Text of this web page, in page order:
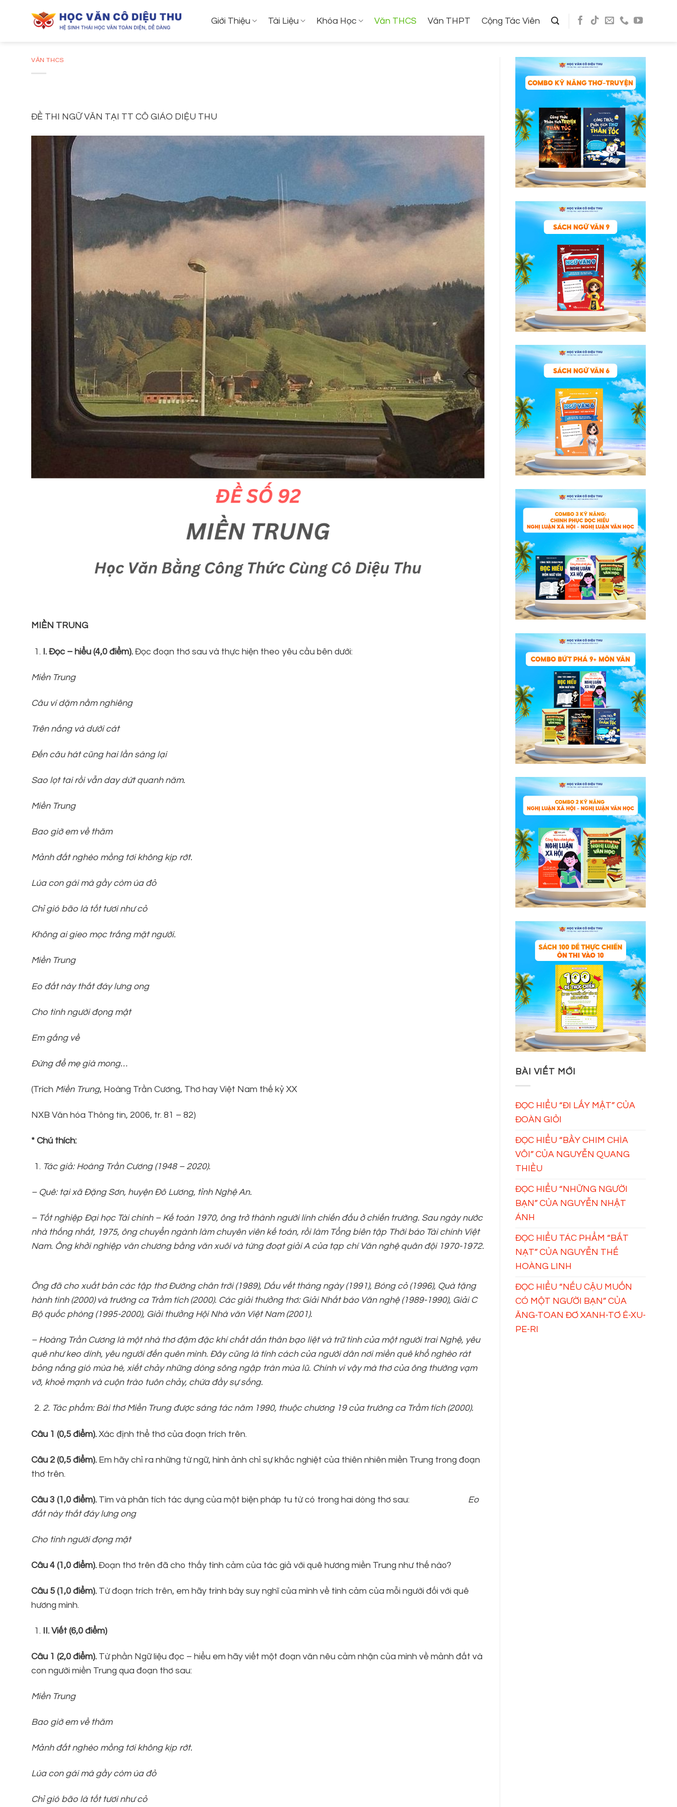
Giới Thiệu Tài Liệu Khóa Học Văn THCS Văn THPT Cộng Tác Viên
VĂN THCS
ĐỀ THI NGỮ VĂN TẠI TT CÔ GIÁO DIỆU THU
MIỀN TRUNG
I. Đọc – hiểu (4,0 điểm). Đọc đoạn thơ sau và thực hiện theo yêu cầu bên dưới:
Miền Trung
Câu ví dặm nằm nghiêng
Trên nắng và dưới cát
Đến câu hát cũng hai lần sàng lại
Sao lọt tai rồi vẫn day dứt quanh năm.
Miền Trung
Bao giờ em về thăm
Mảnh đất nghèo mồng tơi không kịp rớt.
Lúa con gái mà gầy còm úa đỏ
Chỉ gió bão là tốt tươi như cỏ
Không ai gieo mọc trắng mặt người.
Miền Trung
Eo đất này thắt đáy lưng ong
Cho tình người đọng mật
Em gắng về
Đừng để mẹ già mong…
(Trích Miền Trung, Hoàng Trần Cương, Thơ hay Việt Nam thế kỷ XX
NXB Văn hóa Thông tin, 2006, tr. 81 – 82)
* Chú thích:
Tác giả: Hoàng Trần Cương (1948 – 2020).
– Quê: tại xã Đặng Sơn, huyện Đô Lương, tỉnh Nghệ An.
– Tốt nghiệp Đại học Tài chính – Kế toán 1970, ông trở thành người lính chiến đấu ở chiến trường. Sau ngày nước
nhà thống nhất, 1975, ông chuyển ngành làm chuyên viên kế toán, rồi làm Tổng biên tập Thời báo Tài chính Việt
Nam. Ông khởi nghiệp văn chương bằng văn xuôi và từng đoạt giải A của tạp chí Văn nghệ quân đội 1970-1972.
Ông đã cho xuất bản các tập thơ Đường chân trời (1989), Dấu vết tháng ngày (1991), Bóng cỏ (1996), Quà tặng
hành tinh (2000) và trường ca Trầm tích (2000). Các giải thưởng thơ: Giải Nhất báo Văn nghệ (1989-1990), Giải C
Bộ quốc phòng (1995-2000), Giải thưởng Hội Nhà văn Việt Nam (2001).
– Hoàng Trần Cương là một nhà thơ đậm đặc khí chất dấn thân bạo liệt và trữ tình của một người trai Nghệ, yêu
quê như keo dính, yêu người đến quên mình. Đây cũng là tính cách của người dân nơi miền quê khổ nghèo rát
bỏng nắng gió mùa hè, xiết chảy những dòng sông ngập tràn mùa lũ. Chính vì vậy mà thơ củaôngthường vạm
vỡ, khoẻ mạnh và cuộn trào tuôn chảy, chứa đầy sự sống.
2. Tác phẩm: Bài thơ Miền Trung được sáng tác năm 1990, thuộc chương 19 của trường ca Trầm tích (2000).
Câu 1 (0,5 điểm). Xác định thể thơ của đoạn trích trên.
Câu 2 (0,5 điểm). Em hãy chỉ ra những từ ngữ, hình ảnh chỉ sự khắc nghiệt của thiên nhiên miền Trung trong đoạn
thơ trên.
Câu 3 (1 ,0 điểm). Tìm và phân tích tác dụng của một biện pháp tu từ có trong hai dòng thơ sau: Eo
đất này thắt đáy lưng ong
Cho tình người đọng mật
Câu 4 (1,0 điểm). Đoạn thơ trên đã cho thấy tình cảm của tác giả với quê hương miền Trung như thế nào?
Câu 5 (1,0 điểm). Từ đoạn trích trên, em hãy trình bày suy nghĩ của mình về tình cảm của mỗi người đối với quê
hương mình.
II. Viết (6,0 điểm)
Câu 1 (2,0 điểm). Từ phần Ngữ liệu đọc – hiểu em hãy viết một đoạn văn nêu cảm nhận của mình về mảnh đất và
con người miền Trung qua đoạn thơ sau:
Miền Trung
Bao giờ em về thăm
Mảnh đất nghèo mồng tơi không kịp rớt.
Lúa con gái mà gầy còm úa đỏ
Chỉ gió bão là tốt tươi như cỏ
BÀI VIẾT MỚI
ĐỌC HIỂU “ĐI LẤY MẬT” CỦA
ĐOÀN GIỎI
ĐỌC HIỂU “BẦY CHIM CHÌA
VÔI” CỦA NGUYỄN QUANG
THIỀU
ĐỌC HIỂU “NHỮNG NGƯỜI
BẠN” CỦA NGUYỄN NHẬT
ÁNH
ĐỌC HIỂU TÁC PHẨM “BẮT
NẠT” CỦA NGUYỄN THẾ
HOÀNG LINH
ĐỌC HIỂU “NẾU CẬU MUỐN
CÓ MỘT NGƯỜI BẠN” CỦA
ĂNG-TOAN ĐƠ XANH-TƠ Ê-XU-
PE-RI